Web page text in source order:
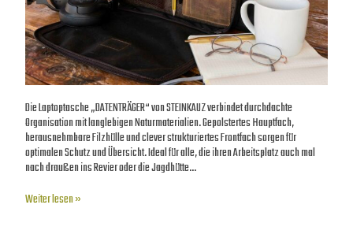
Die Laptoptasche „DATENTRÄGER“ von STEINKAUZ verbindet durchdachte
Organisation mit langlebigen Naturmaterialien. Gepolstertes Hauptfach,
herausnehmbare Filzhülle und clever strukturiertes Frontfach sorgen für
optimalen Schutz und Übersicht. Ideal für alle, die ihren Arbeitsplatz auch mal
nach draußen ins Revier oder die Jagdhütte…
Weiter lesen »